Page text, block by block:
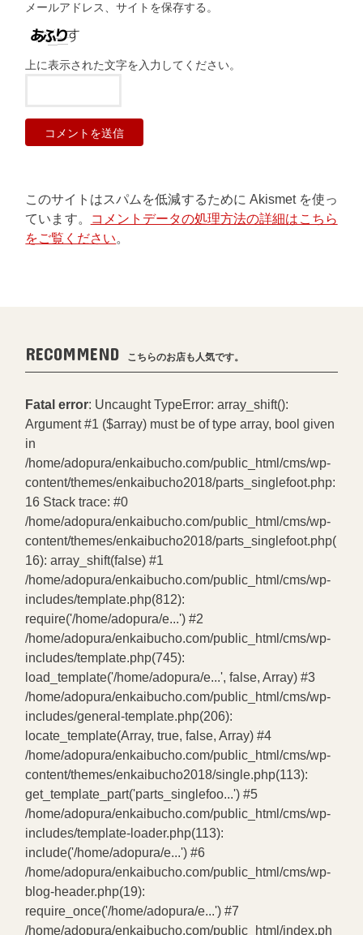
メールアドレス、サイトを保存する。
上に表示された文字を入力してください。
このサイトはスパムを低減するために Akismet を使っ
ています。
コメントデータの処理方法の詳細はこちら
をご覧ください。
RECOMMEND こちらのお店も人気です。
Fatal error: Uncaught TypeError: array_shift():
Argument #1 ($array) must be of type array, bool given
in
/home/adopura/enkaibucho.com/public_html/cms/wp-
content/themes/enkaibucho2018/parts_singlefoot.php:
16 Stack trace: #0
/home/adopura/enkaibucho.com/public_html/cms/wp-
content/themes/enkaibucho2018/parts_singlefoot.php(
16): array_shift(false) #1
/home/adopura/enkaibucho.com/public_html/cms/wp-
includes/template.php(812):
require('/home/adopura/e...') #2
/home/adopura/enkaibucho.com/public_html/cms/wp-
includes/template.php(745):
load_template('/home/adopura/e...', false, Array) #3
/home/adopura/enkaibucho.com/public_html/cms/wp-
includes/general-template.php(206):
locate_template(Array, true, false, Array) #4
/home/adopura/enkaibucho.com/public_html/cms/wp-
content/themes/enkaibucho2018/single.php(113):
get_template_part('parts_singlefoo...') #5
/home/adopura/enkaibucho.com/public_html/cms/wp-
includes/template-loader.php(113):
include('/home/adopura/e...') #6
/home/adopura/enkaibucho.com/public_html/cms/wp-
blog-header.php(19):
require_once('/home/adopura/e...') #7
/home/adopura/enkaibucho.com/public_html/index.ph